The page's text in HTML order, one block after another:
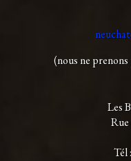
(nous ne
Les
Rue
Tél